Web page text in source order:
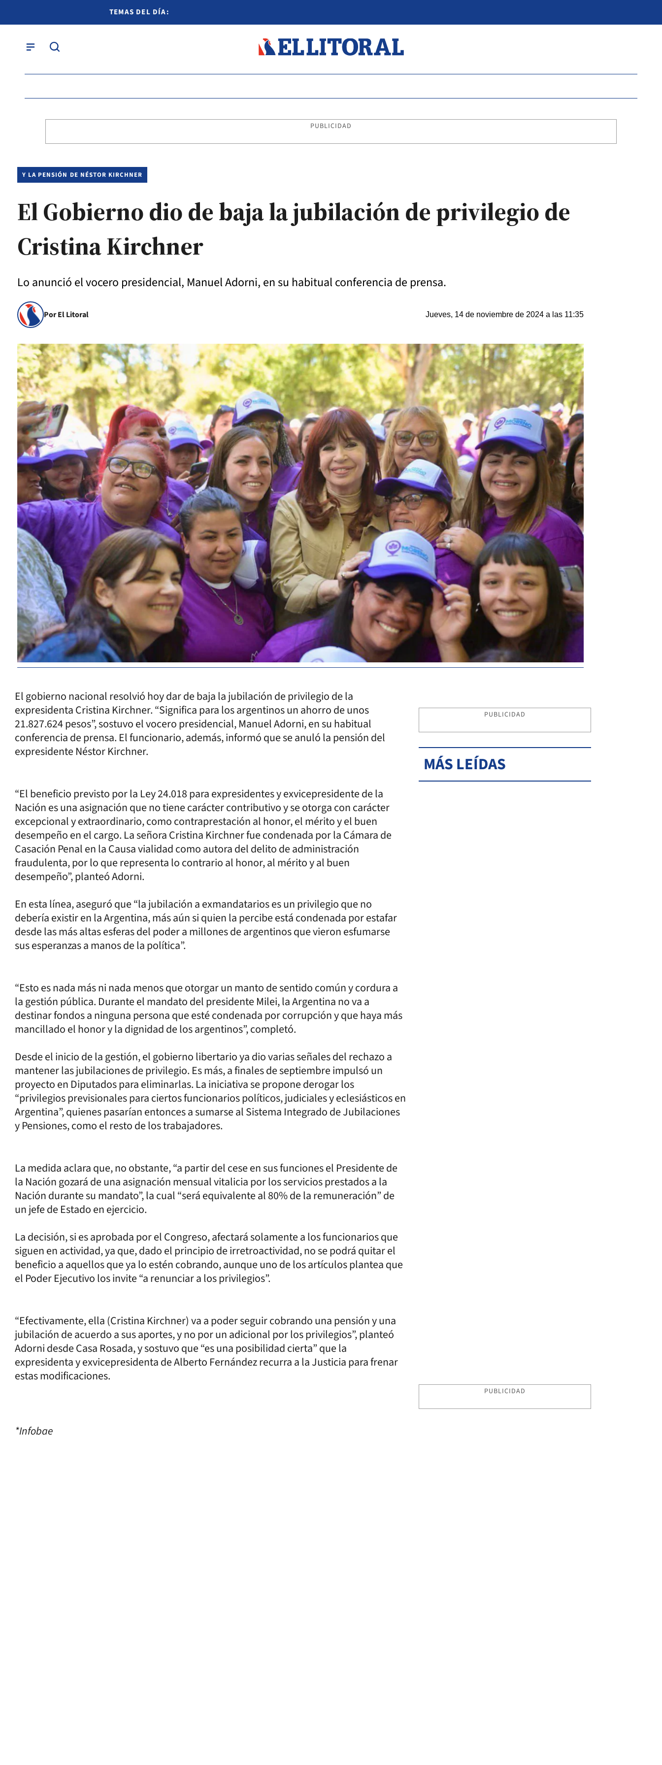
TEMAS DEL DÍA:
PUBLICIDAD
Y LA PENSIÓN DE NÉSTOR KIRCHNER
El Gobierno dio de baja la jubilación de privilegio de
Cristina Kirchner
Lo anunció el vocero presidencial, Manuel Adorni, en su habitual conferencia de prensa.
Por El Litoral Jueves, 14 de noviembre de 2024 a las 11:35
El gobierno nacional resolvió hoy dar de baja la jubilación de privilegio de la
expresidenta Cristina Kirchner. “Significa para los argentinos un ahorro de unos
21.827.624 pesos”, sostuvo el vocero presidencial, Manuel Adorni, en su habitual
conferencia de prensa. El funcionario, además, informó que se anuló la pensión del
expresidente Néstor Kirchner.
“El beneficio previsto por la Ley 24.018 para expresidentes y exvicepresidente de la
Nación es una asignación que no tiene carácter contributivo y se otorga con carácter
excepcional y extraordinario, como contraprestación al honor, el mérito y el buen
desempeño en el cargo. La señora Cristina Kirchner fue condenada por la Cámara de
Casación Penal en la Causa vialidad como autora del delito de administración
fraudulenta, por lo que representa lo contrario al honor, al mérito y al buen
desempeño”, planteó Adorni.
En esta línea, aseguró que “la jubilación a exmandatarios es un privilegio que no
debería existir en la Argentina, más aún si quien la percibe está condenada por estafar
desde las más altas esferas del poder a millones de argentinos que vieron esfumarse
sus esperanzas a manos de la política”.
“Esto es nada más ni nada menos que otorgar un manto de sentido común y cordura a
la gestión pública. Durante el mandato del presidente Milei, la Argentina no va a
destinar fondos a ninguna persona que esté condenada por corrupción y que haya más
mancillado el honor y la dignidad de los argentinos”, completó.
Desde el inicio de la gestión, el gobierno libertario ya dio varias señales del rechazo a
mantener las jubilaciones de privilegio. Es más, a finales de septiembre impulsó un
proyecto en Diputados para eliminarlas. La iniciativa se propone derogar los
“privilegios previsionales para ciertos funcionarios políticos, judiciales y eclesiásticos en
Argentina”, quienes pasarían entonces a sumarse al Sistema Integrado de Jubilaciones
y Pensiones, como el resto de los trabajadores.
La medida aclara que, no obstante, “a partir del cese en sus funciones el Presidente de
la Nación gozará de una asignación mensual vitalicia por los servicios prestados a la
Nación durante su mandato”, la cual “será equivalente al 80% de la remuneración” de
un jefe de Estado en ejercicio.
La decisión, si es aprobada por el Congreso, afectará solamente a los funcionarios que
siguen en actividad, ya que, dado el principio de irretroactividad, no se podrá quitar el
beneficio a aquellos que ya lo estén cobrando, aunque uno de los artículos plantea que
el Poder Ejecutivo los invite “a renunciar a los privilegios”.
“Efectivamente, ella (Cristina Kirchner) va a poder seguir cobrando una pensión y una
jubilación de acuerdo a sus aportes, y no por un adicional por los privilegios”, planteó
Adorni desde Casa Rosada, y sostuvo que “es una posibilidad cierta” que la
expresidenta y exvicepresidenta de Alberto Fernández recurra a la Justicia para frenar
estas modificaciones.
*Infobae
PUBLICIDAD
MÁS LEÍDAS
PUBLICIDAD